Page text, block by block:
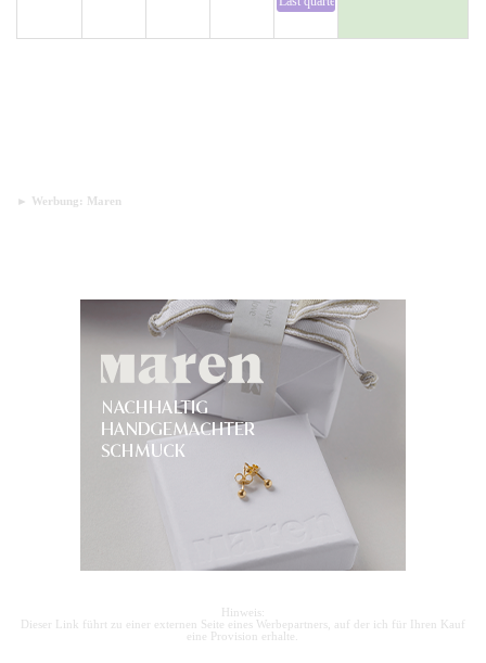
► Werbung: Maren
Hinweis:
Dieser Link führt zu einer externen Seite eines Werbepartners, auf der ich für Ihren Kauf
eine Provision erhalte.